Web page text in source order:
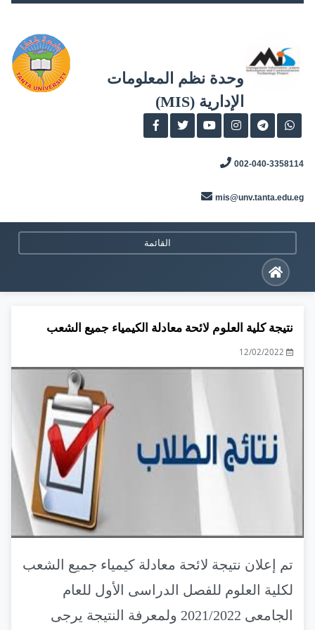
وحدة نظم المعلومات
الإدارية (MIS)
002-040-3358114
mis@unv.tanta.edu.eg
القائمة
نتيجة كلية العلوم لائحة معادلة الكيمياء جميع الشعب
12/02/2022
تم إعلان نتيجة لائحة معادلة كيمياء جميع الشعب
لكلية العلوم للفصل الدراسى الأول للعام
الجامعى 2021/2022 ولمعرفة النتيجة يرجى